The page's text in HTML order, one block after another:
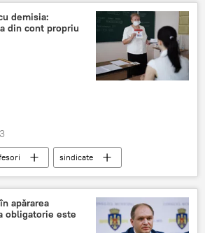
demisia:
din cont propriu
sindicate
apărarea
obligatorie este